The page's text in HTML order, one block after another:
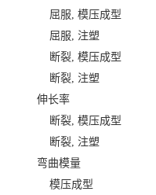
屈服, 模压成型
屈服, 注塑
断裂, 模压成型
断裂, 注塑
伸长率
断裂, 模压成型
断裂, 注塑
弯曲模量
模压成型